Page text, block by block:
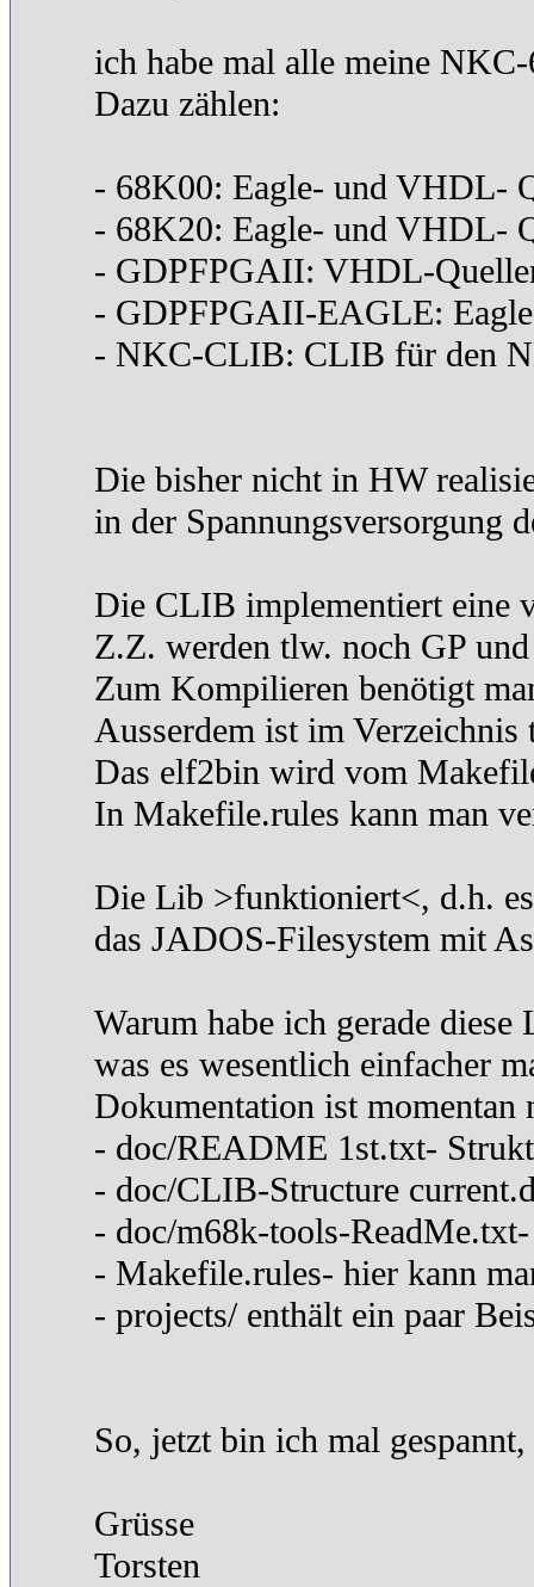
ich habe mal alle meine
Dazu zählen:
- 68K00: Eagle- und VHDL-
- 68K20: Eagle- und VHDL-
- GDPFPGAII: VHDL-
- GDPFPGAII-EAGLE:
- NKC-CLIB: CLIB für den
Die bisher nicht in HW
in der Spannungsversorgung
Die CLIB implementiert eine
Z.Z. werden tlw. noch GP
Zum Kompilieren benötigt
Ausserdem ist im
Das elf2bin wird vom
In Makefile.rules kann man
Die Lib >funktioniert<, d.h.
das JADOS-Filesystem mit
Warum habe ich gerade
was es wesentlich einfacher
Dokumentation ist momentan
- doc/README 1st.txt-
- doc/CLIB-Structure
- doc/m68k-tools-
- Makefile.rules- hier kann
- projects/ enthält ein paar
So, jetzt bin ich mal
Grüsse
Torsten